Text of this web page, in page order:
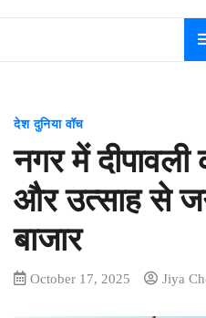
देश दुनिया वॉच
नगर में दीपावली
और उत्साह से
बाजार
October 17, 2025 Jiya